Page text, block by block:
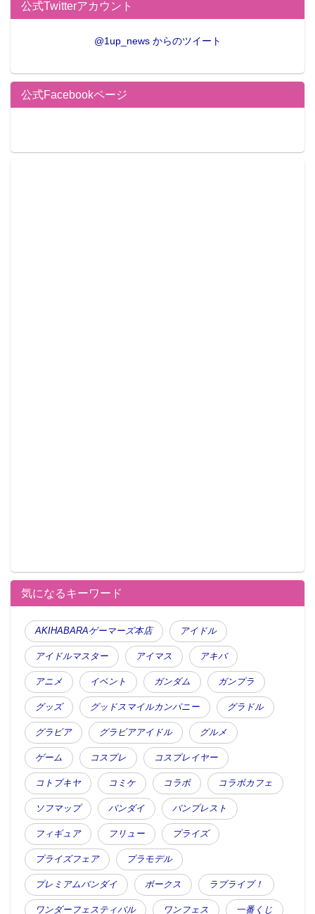
公式Twitterアカウント
@1up_news からのツイート
公式Facebookページ
気になるキーワード
AKIHABARAゲーマーズ本店 アイドル
アイドルマスター アイマス アキバ
アニメ イベント ガンダム ガンプラ
グッズ グッドスマイルカンパニー グラドル
グラビア グラビアアイドル グルメ
ゲーム コスプレ コスプレイヤー
コトブキヤ コミケ コラボ コラボカフェ
ソフマップ バンダイ バンプレスト
フィギュア フリュー プライズ
プライズフェア プラモデル
プレミアムバンダイ ボークス ラブライブ！
ワンダーフェスティバル ワンフェス 一番くじ